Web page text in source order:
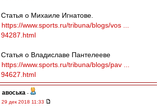
Статья о Михаиле Игнатове.
https://www.sports.ru/tribuna/blogs/vos ...
94287.html
Статья о Владиславе Пантелееве
https://www.sports.ru/tribuna/blogs/pav ...
94627.html
авоська -
29 дек 2018 11:33